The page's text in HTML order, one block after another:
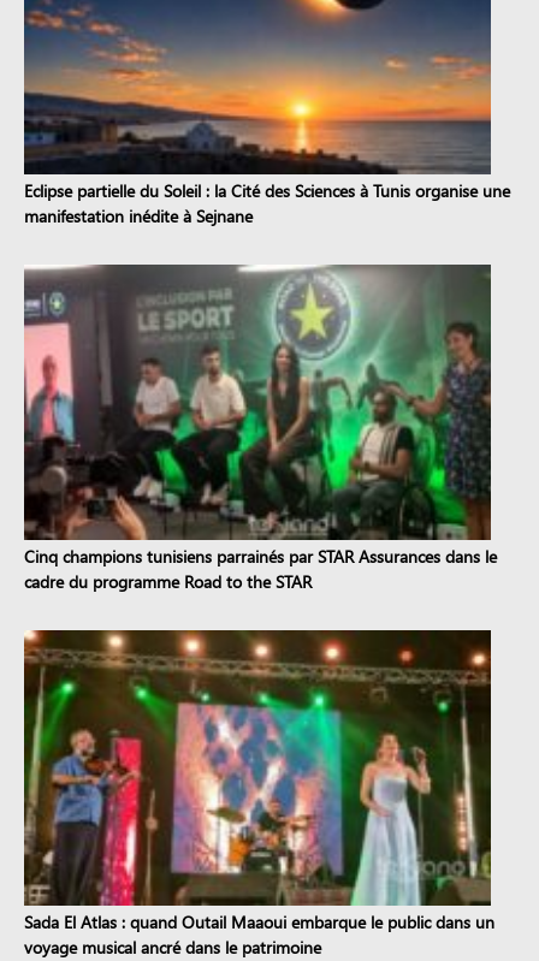
Eclipse partielle du Soleil : la Cité des Sciences à Tunis organise une
manifestation inédite à Sejnane
Cinq champions tunisiens parrainés par STAR Assurances dans le
cadre du programme Road to the STAR
Sada El Atlas : quand Outail Maaoui embarque le public dans un
voyage musical ancré dans le patrimoine